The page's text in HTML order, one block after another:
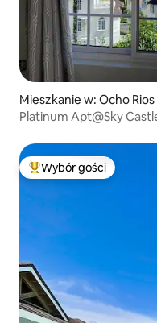
Mieszkanie w: Ocho Rios
Platinum Apt@Sky
Najpopularniejsze z
Wybór gości